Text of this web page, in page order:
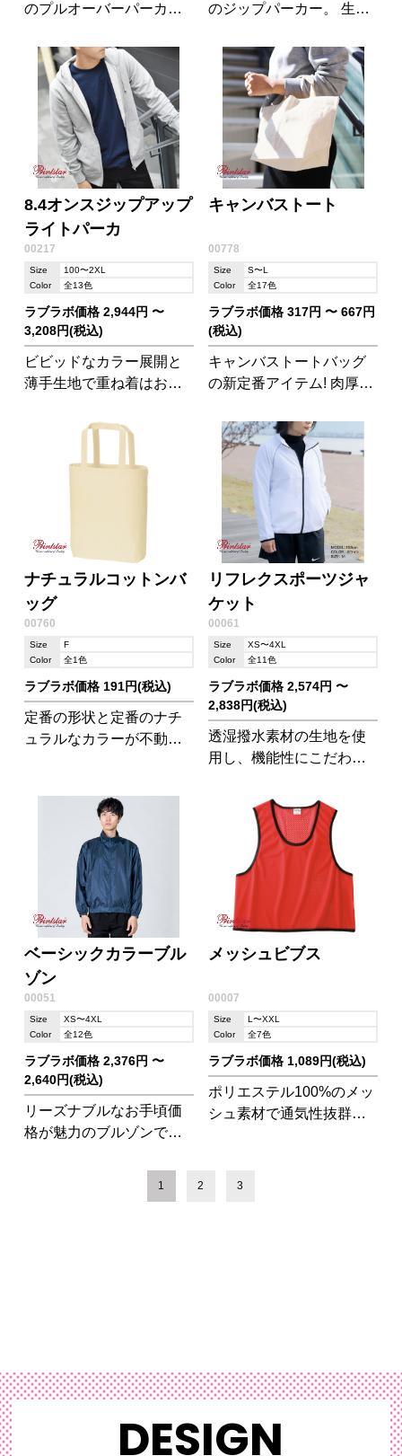
のプルオーバーパーカ
など、パーカーの王道ス
タイルを行く定番品で
す。
のジップパーカー。 生地
ーカーの王道スタイルを
行く定番品です。
8.4オンスジップアップ
ライトパーカ
00217
Size
100〜2XL
Color
全13色
ラブラボ価格 2,944円 〜
3,208円(税込)
ビビッドなカラー展開と
薄手生地で重ね着はお任
こなせる2重フード。
キャンバストート
00778
Size
S〜L
Color
全17色
ラブラボ価格 317円 〜 667円
(税込)
キャンバストートバッグ
の新定番アイテム! 肉厚な
イズ展開が魅力です。 ※
新色の136サファリ/037ア
ーミーグリーン/223スモ
ークブラック は2024年5
月より入荷予定です。
ナチュラルコットンバ
ッグ
00760
Size
F
Color
全1色
ラブラボ価格 191円(税込)
定番の形状と定番のナチ
ュラルなカラーが不動の
で、マチ付きなので使い
勝手の良いトートです。
リフレクスポーツジャ
ケット
00061
Size
XS〜4XL
Color
全11色
ラブラボ価格 2,574円 〜
2,838円(税込)
透湿撥水素材の生地を使
用し、機能性にこだわっ
ットです。袖口と裾にス
トレッチテープパイピン
グテープを施し、動きや
すいラグラン仕様。
ベーシックカラーブル
ゾン
00051
Size
XS〜4XL
Color
全12色
ラブラボ価格 2,376円 〜
2,640円(税込)
リーズナブルなお手頃価
格が魅力のブルゾンで
ズ展開で、イベントなど
メッシュビブス
00007
Size
L〜XXL
Color
全7色
ラブラボ価格 1,089円(税込)
ポリエステル100%のメッ
シュ素材で通気性抜群の
ベントの必需品です。
1 2 3
DESIGN